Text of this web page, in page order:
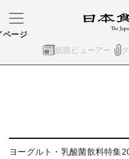
紙面ビューアー
ページ
ヨーグルト・乳酸菌飲料特集